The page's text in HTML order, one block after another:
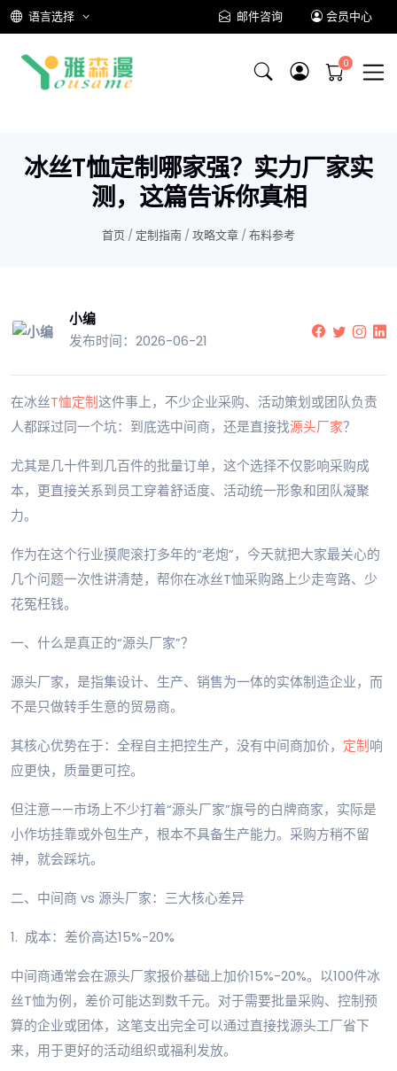
语言选择 邮件咨询 会员中心
冰丝T恤定制哪家强？实力厂家实
测，这篇告诉你真相
首页 / 定制指南 / 攻略文章 / 布料参考
小编
发布时间：2026-06-21
在冰丝T恤定制这件事上，不少企业采购、活动策划或团队负责
人都踩过同一个坑：到底选中间商，还是直接找源头厂家？
尤其是几十件到几百件的批量订单，这个选择不仅影响采购成
本，更直接关系到员工穿着舒适度、活动统一形象和团队凝聚
力。
作为在这个行业摸爬滚打多年的“老炮”，今天就把大家最关心的
几个问题一次性讲清楚，帮你在冰丝T恤采购路上少走弯路、少
花冤枉钱。
一、什么是真正的“源头厂家”？
源头厂家，是指集设计、生产、销售为一体的实体制造企业，而
不是只做转手生意的贸易商。
其核心优势在于：全程自主把控生产，没有中间商加价， 定制响
应更快，质量更可控。
但注意——市场上不少打着“源头厂家”旗号的白牌商家，实际是
小作坊挂靠或外包生产，根本不具备生产能力。采购方稍不留
神，就会踩坑。
二、中间商 vs 源头厂家：三大核心差异
1. 成本：差价高达15%-20%
中间商通常会在源头厂家报价基础上加价15%-20%。以100件冰
丝T恤为例，差价可能达到数千元。对于需要批量采购、控制预
算的企业或团体，这笔支出完全可以通过直接找源头工厂省下
来，用于更好的活动组织或福利发放。